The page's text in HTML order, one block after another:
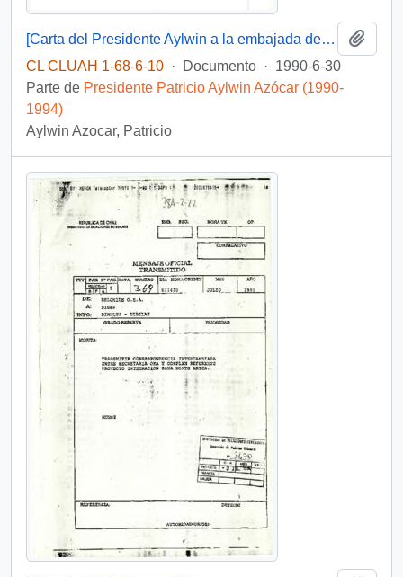
[Carta del Presidente Aylwin a la embajada de Chile en Brasilia].
CL CLUAH 1-68-6-10 · Documento · 1990-6-30
Parte de Presidente Patricio Aylwin Azócar (1990-
1994)
Aylwin Azocar, Patricio